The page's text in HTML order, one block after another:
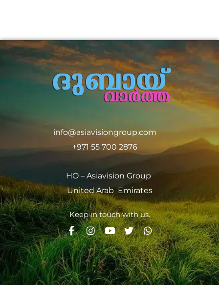
info@asiavisiongroup.com
+971 55 700 2876
HO – Asiavision Group
United Arab Emirates
Keep in touch with us.